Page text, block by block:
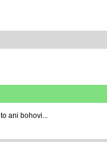
ani bohovi...